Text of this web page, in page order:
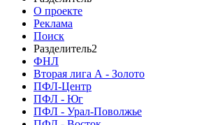
О проекте
Реклама
Поиск
Разделитель2
ФНЛ
Вторая лига А - Золото
ПФЛ-Центр
ПФЛ - Юг
ПФЛ - Урал-Поволжье